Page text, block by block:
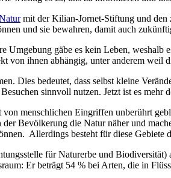
zu wandern. Welch eine Freude,
wichtig es ist, uns zu informieren und
mit der Kilian-Jornet-Stiftung und den
und sie bewahren, damit auch
gäbe es kein Leben, weshalb
ihnen abhängig, unter anderem weil
Dies bedeutet, dass selbst kleine
sinnvoll nutzen. Jetzt ist es
menschlichen Eingriffen unberührt
Bevölkerung die Natur näher und
Allerdings besteht für diese Gebiete